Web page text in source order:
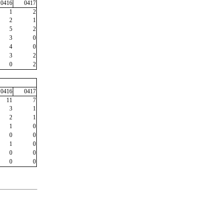
0416
0417
1
2
2
1
5
2
3
0
4
0
3
2
0
2
0416
0417
11
7
3
1
2
1
1
0
0
0
1
0
0
0
0 0